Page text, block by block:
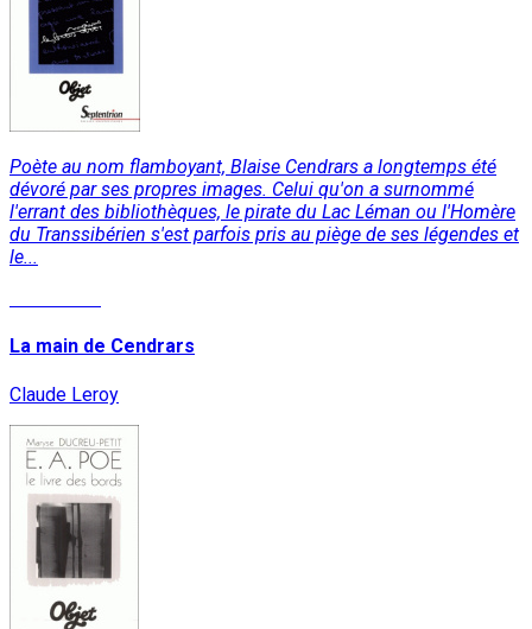
Poète au nom flamboyant, Blaise Cendrars a longtemps été
dévoré par ses propres images. Celui qu'on a surnommé
l'errant des bibliothèques, le pirate du Lac Léman ou l'Homère
du Transsibérien s'est parfois pris au piège de ses légendes et
le...
La main de Cendrars
Claude Leroy